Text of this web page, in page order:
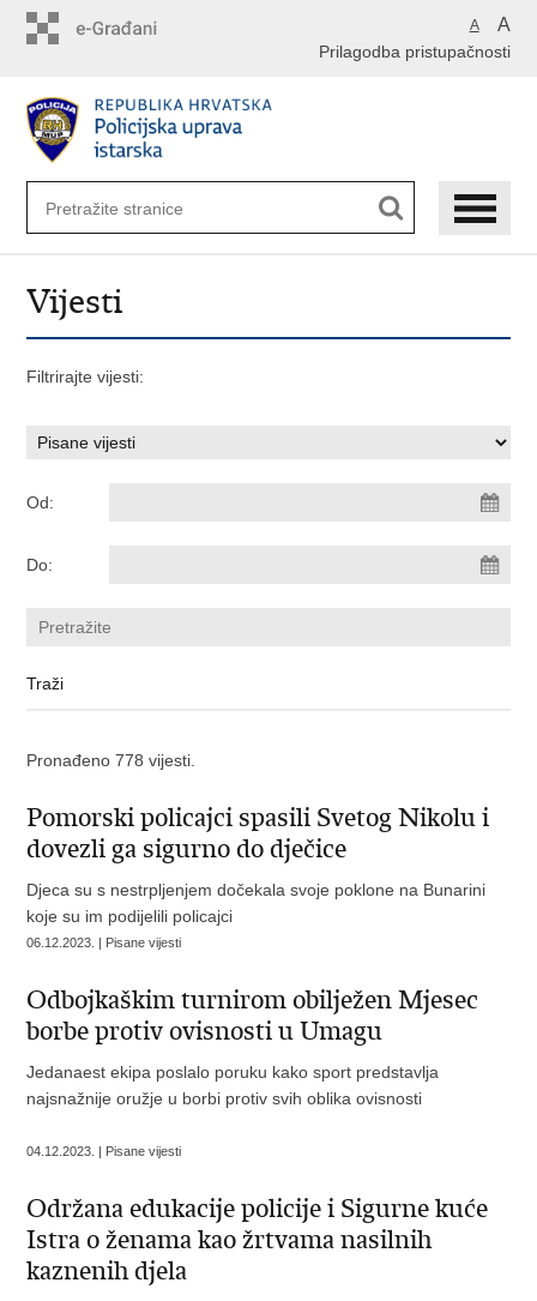
A A
Prilagodba pristupačnosti
Vijesti
Filtrirajte vijesti:
Od:
Do:
Pronađeno 778 vijesti.
Pomorski policajci spasili Svetog Nikolu i
dovezli ga sigurno do dječice
Djeca su s nestrpljenjem dočekala svoje poklone na Bunarini
koje su im podijelili policajci
06.12.2023. | Pisane vijesti
Odbojkaškim turnirom obilježen Mjesec
borbe protiv ovisnosti u Umagu
Jedanaest ekipa poslalo poruku kako sport predstavlja
najsnažnije oružje u borbi protiv svih oblika ovisnosti
04.12.2023. | Pisane vijesti
Održana edukacije policije i Sigurne kuće
Istra o ženama kao žrtvama nasilnih
kaznenih djela